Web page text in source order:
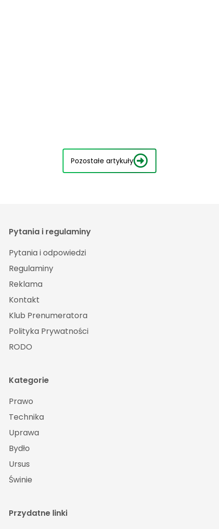
Pozostałe artykuły
Pytania i regulaminy
Pytania i odpowiedzi
Regulaminy
Reklama
Kontakt
Klub Prenumeratora
Polityka Prywatności
RODO
Kategorie
Prawo
Technika
Uprawa
Bydło
Ursus
Świnie
Przydatne linki